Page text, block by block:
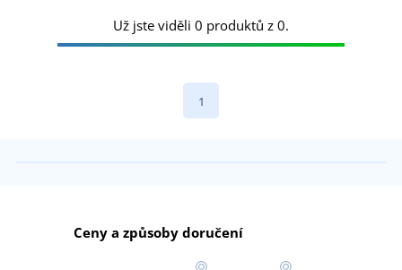
Už jste viděli 0 produktů z 0.
1
Ceny a způsoby doručení